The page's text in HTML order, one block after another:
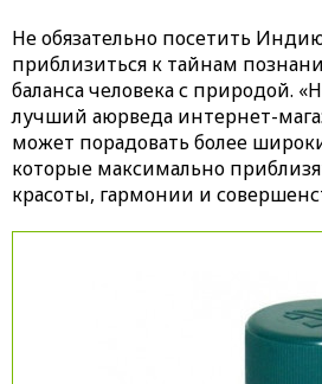
Не обязательно посетить
приблизиться к тайнам
баланса человека с природой.
лучший аюрведа интернет-
может порадовать более
которые максимально
красоты, гармонии и